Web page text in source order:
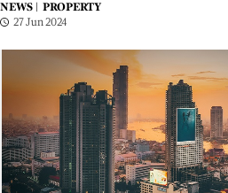
NEWS |
PROPERTY
27 Jun 2024